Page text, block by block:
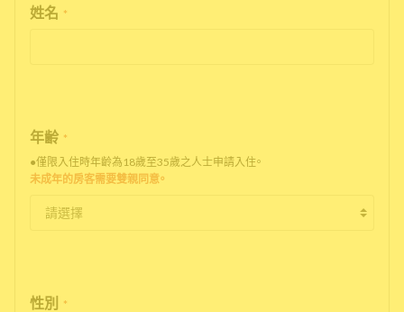
姓名 *
年齢 *
●僅限入住時年齡為18歲至35歲之人士申請入住。
未成年的房客需要雙親同意。
性別 *